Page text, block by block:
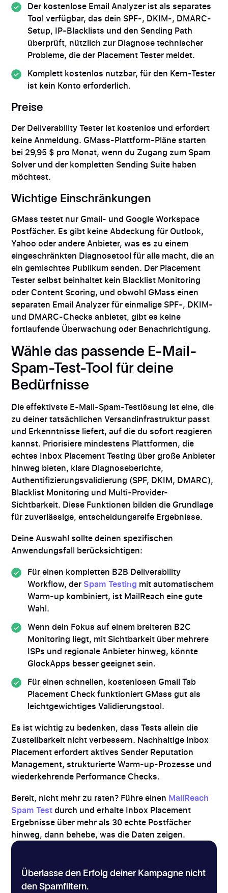
Der kostenlose Email Analyzer ist als separates
Tool verfügbar, das dein SPF-, DKIM-, DMARC-
Setup, IP-Blacklists und den Sending Path
überprüft, nützlich zur Diagnose technischer
Probleme, die der Placement Tester meldet.
Komplett kostenlos nutzbar, für den Kern-Tester
ist kein Konto erforderlich.
Preise
Der Deliverability Tester ist kostenlos und erfordert
keine Anmeldung. GMass-Plattform-Pläne starten
bei 29,95 $ pro Monat, wenn du Zugang zum Spam
Solver und der kompletten Sending Suite haben
möchtest.
Wichtige Einschränkungen
GMass testet nur Gmail- und Google Workspace
Postfächer. Es gibt keine Abdeckung für Outlook,
Yahoo oder andere Anbieter, was es zu einem
eingeschränkten Diagnosetool für alle macht, die an
ein gemischtes Publikum senden. Der Placement
Tester selbst beinhaltet kein Blacklist Monitoring
oder Content Scoring, und obwohl GMass einen
separaten Email Analyzer für einmalige SPF-, DKIM-
und DMARC-Checks anbietet, gibt es keine
fortlaufende Überwachung oder Benachrichtigung.
Wähle das passende E-Mail-
Spam-Test-Tool für deine
Bedürfnisse
Die effektivste E-Mail-Spam-Testlösung ist eine, die
zu deiner tatsächlichen Versandinfrastruktur passt
und Erkenntnisse liefert, auf die du sofort reagieren
kannst. Priorisiere mindestens Plattformen, die
echtes Inbox Placement Testing über große Anbieter
hinweg bieten, klare Diagnoseberichte,
Authentifizierungsvalidierung (SPF, DKIM, DMARC),
Blacklist Monitoring und Multi-Provider-
Sichtbarkeit. Diese Funktionen bilden die Grundlage
für zuverlässige, entscheidungsreife Ergebnisse.
Deine Auswahl sollte deinen spezifischen
Anwendungsfall berücksichtigen:
Für einen kompletten B2B Deliverability
Workflow, der Spam Testing mit automatischem
Warm-up kombiniert, ist MailReach eine gute
Wahl.
Wenn dein Fokus auf einem breiteren B2C
Monitoring liegt, mit Sichtbarkeit über mehrere
ISPs und regionale Anbieter hinweg, könnte
GlockApps besser geeignet sein.
Für einen schnellen, kostenlosen Gmail Tab
Placement Check funktioniert GMass gut als
leichtgewichtiges Validierungstool.
Es ist wichtig zu bedenken, dass Tests allein die
Zustellbarkeit nicht verbessern. Nachhaltige Inbox
Placement erfordert aktives Sender Reputation
Management, strukturierte Warm-up-Prozesse und
wiederkehrende Performance Checks.
Bereit, nicht mehr zu raten? Führe einen MailReach
Spam Testdurch und erhalte Inbox Placement
Ergebnisse über mehr als 30 echte Postfächer
hinweg, dann behebe, was die Daten zeigen.
Überlasse den Erfolg deiner Kampagne nicht
den Spamfiltern.